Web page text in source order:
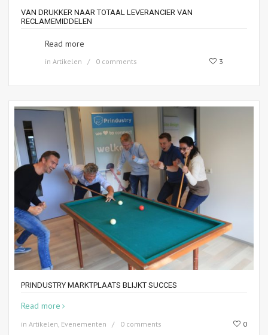
VAN DRUKKER NAAR TOTAAL LEVERANCIER VAN
RECLAMEMIDDELEN
Read more
in Artikelen 0 comments 3
PRINDUSTRY MARKTPLAATS BLIJKT SUCCES
Read more
in Artikelen Evenementen 0 comments 0